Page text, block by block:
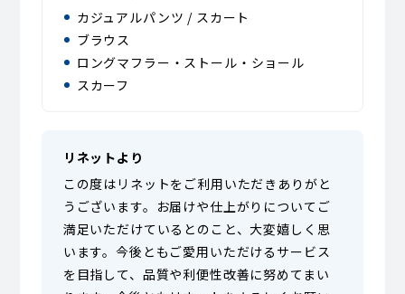
カジュアルパンツ / スカート
ブラウス
ロングマフラー・ストール・ショール
スカーフ
リネットより
この度はリネットをご利用いただきありがと
うございます。お届けや仕上がりについてご
満足いただけているとのこと、大変嬉しく思
います。今後ともご愛用いただけるサービス
を目指して、品質や利便性改善に努めてまい